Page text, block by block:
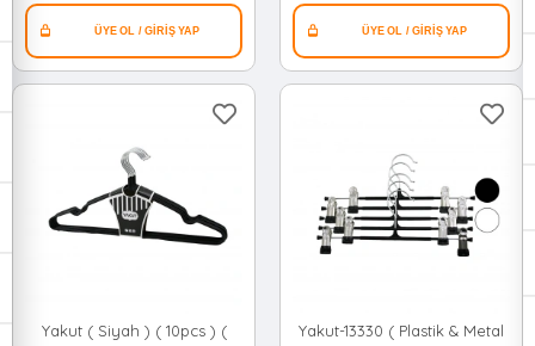
Yakut ( Siyah ) ( 10pcs ) (
Yakut-13330 ( Plastik & Metal